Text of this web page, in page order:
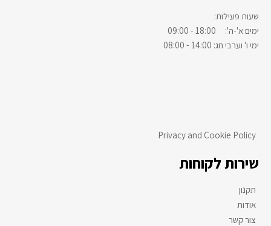
:שעות פעילות
ימים א'-ה': 18:00 - 09:00
ימי ו' וערבי חג: 14:00 - 08:00
Privacy and Cookie Policy
שירות לקוחות
תקנון
אודות
צור קשר